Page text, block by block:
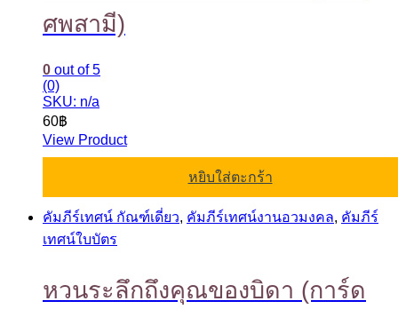
ศพสามี)
0 out of 5
(0)
SKU: n/a
60฿
View Product
หยิบใส่ตะกร้า
คัมภีร์เทศน์ กัณฑ์เดี่ยว, คัมภีร์เทศน์งานอวมงคล, คัมภีร์
เทศน์ใบบัตร
หวนระลึกถึงคุณของบิดา (การ์ด